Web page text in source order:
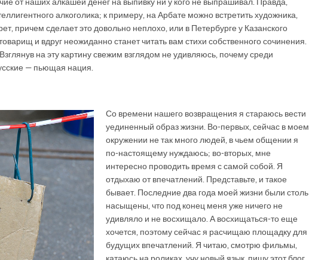
алкоголика; к примеру, на Арбате можно встретить художника,
причем сделает это довольно неплохо, или в Петербурге у Казанского
и вдруг неожиданно станет читать вам стихи собственного сочинения.
на эту картину свежим взглядом не удивляюсь, почему среди
— пьющая нация.
Со времени нашего возвращения я стараюсь вести
уединенный образ жизни. Во-первых, сейчас в моем
окружении не так много людей, в чьем общении я
по-настоящему нуждаюсь; во-вторых, мне
интересно проводить время с самой собой. Я
отдыхаю от впечатлений. Представьте, и такое
бывает. Последние два года моей жизни были столь
насыщены, что под конец меня уже ничего не
удивляло и не восхищало. А восхищаться-то еще
хочется, поэтому сейчас я расчищаю площадку для
будущих впечатлений. Я читаю, смотрю фильмы,